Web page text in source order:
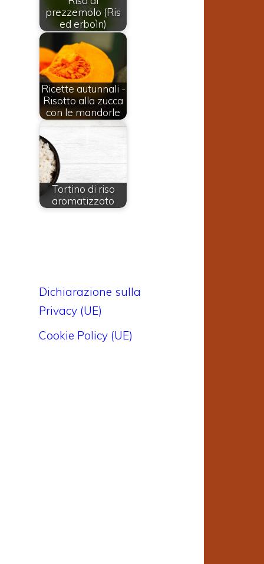
prezzemolo (Ris
ed erboìn)
Ricette autunnali -
Risotto alla zucca
con le mandorle
Tortino di riso
aromatizzato
Dichiarazione sulla
Privacy (UE)
Cookie Policy (UE)